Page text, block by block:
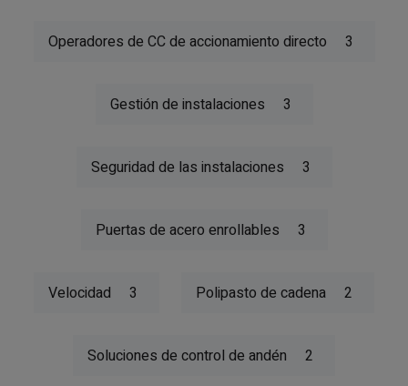
Operadores de CC de accionamiento directo 3
Gestión de instalaciones 3
Seguridad de las instalaciones 3
Puertas de acero enrollables 3
Velocidad 3 Polipasto de cadena 2
Soluciones de control de andén 2